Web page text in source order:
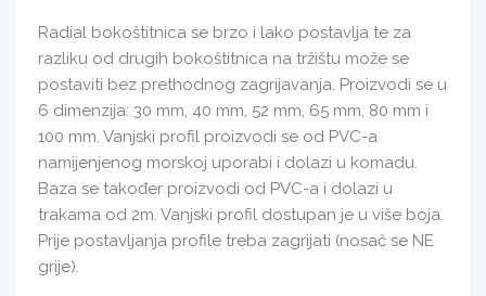
Radial bokoštitnica se brzo i lako postavlja te za
razliku od drugih bokoštitnica na tržištu može se
postaviti bez prethodnog zagrijavanja. Proizvodi se u
6 dimenzija: 30 mm, 40 mm, 52 mm, 65 mm, 80 mm i
100 mm. Vanjski profil proizvodi se od PVC-a
namijenjenog morskoj uporabi i dolazi u komadu.
Baza se također proizvodi od PVC-a i dolazi u
trakama od 2m. Vanjski profil dostupan je u više boja.
Prije postavljanja profile treba zagrijati (nosač se NE
grije).